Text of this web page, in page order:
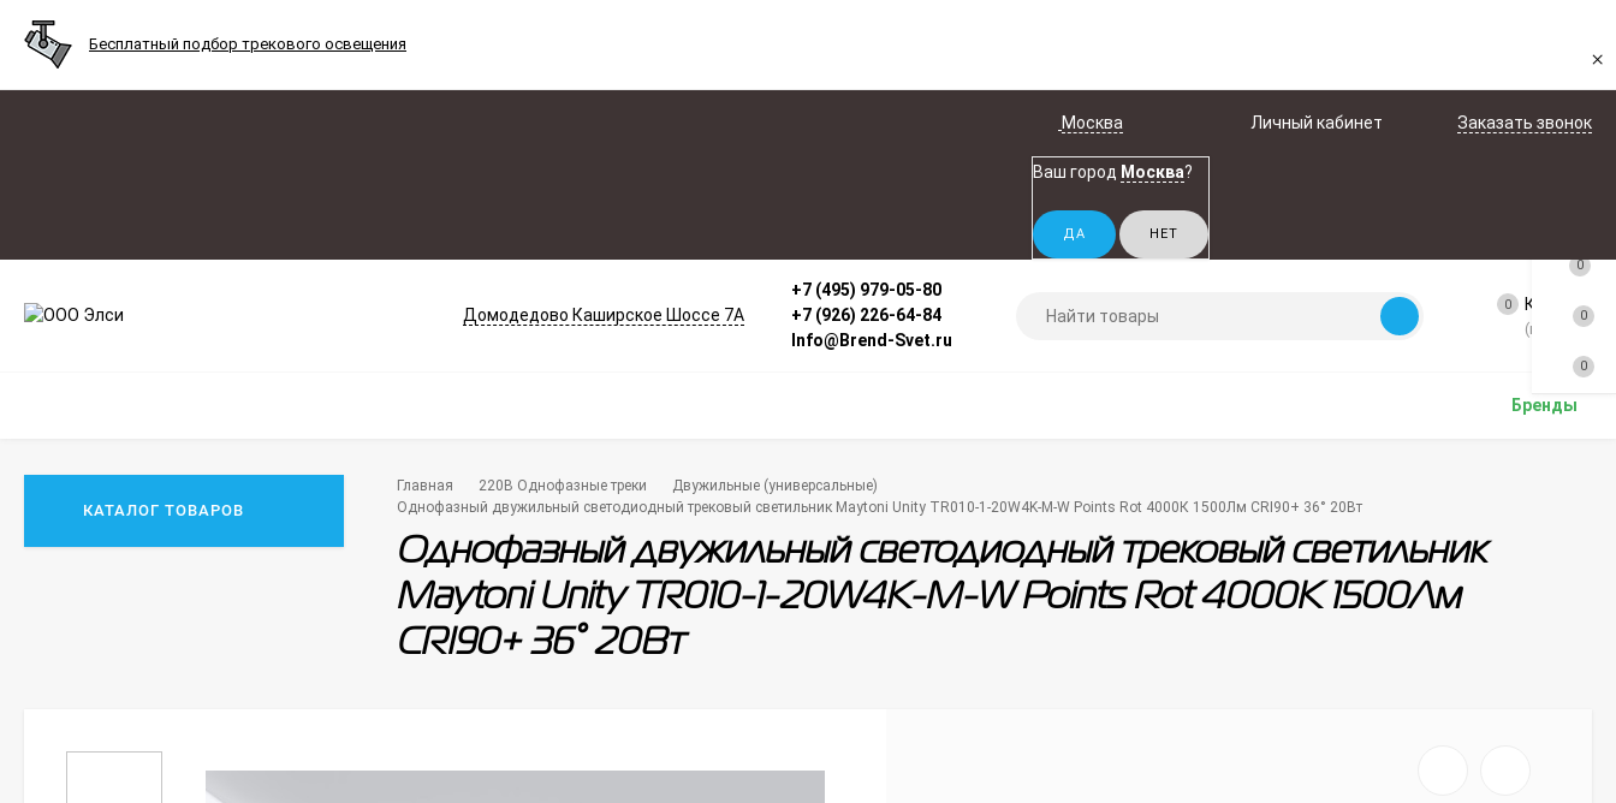
Бесплатный подбор трекового освещения
×
Москва
Ваш город Москва?
Личный кабинет Заказать звонок
Домодедово Каширское Шоссе 7А
+7 (495) 979-05-80
+7 (926) 226-64-84
Info@Brend-Svet.ru
0 Корзина
(пусто)
Бренды
КАТАЛОГ ТОВАРОВ
Главная 220В Однофазные треки
Двужильные (универсальные)
Однофазный двужильный светодиодный трековый светильник Maytoni Unity TR010-1-20W4K-M-W Points Rot 4000К 1500Лм CRI90+ 36° 20Вт
Однофазный двужильный светодиодный трековый светильник
Maytoni Unity TR010-1-20W4K-M-W Points Rot 4000К 1500Лм
CRI90+ 36° 20Вт
0
0
0